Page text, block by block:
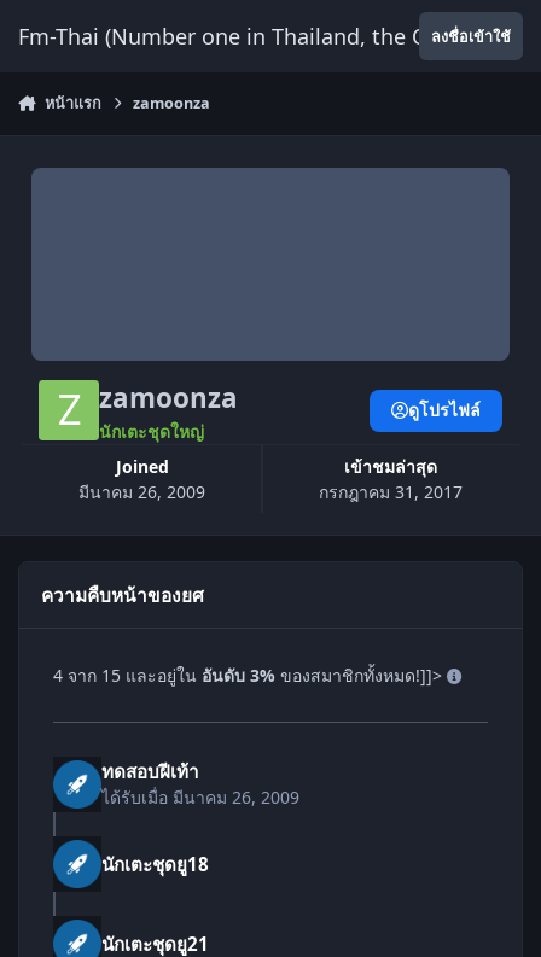
Fm-Thai (Number one in Thailand, the Onlyลงชื่อเข้าใช้
หน้าแรก zamoonza
zamoonza
นักเตะชุดใหญ่
Joined
มีนาคม 26, 2009
เข้าชมล่าสุด
กรกฎาคม 31, 2017
ดูโปรไฟล์
ความคืบหน้าของยศ
4 จาก 15 และอยู่ใน อันดับ 3% ของสมาชิกทั้งหมด!]]>
ทดสอบฝีเท้า
ได้รับเมื่อ มีนาคม 26, 2009
นักเตะชุดยู18
นักเตะชุดยู21